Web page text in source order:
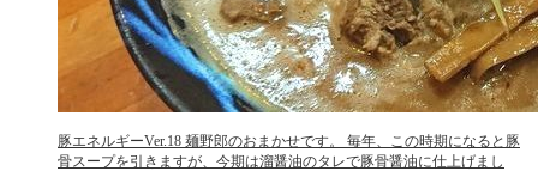
豚エネルギーVer.18 麺野郎のおまかせです。 毎年、この時期になると豚
骨スープを引きますが、今期は溜醤油のタレで豚骨醤油に仕上げまし